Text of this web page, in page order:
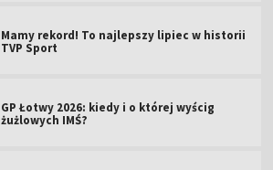
Mamy rekord! To najlepszy lipiec w historii
TVP Sport
GP Łotwy 2026: kiedy i o której wyścig
żużlowych IMŚ?